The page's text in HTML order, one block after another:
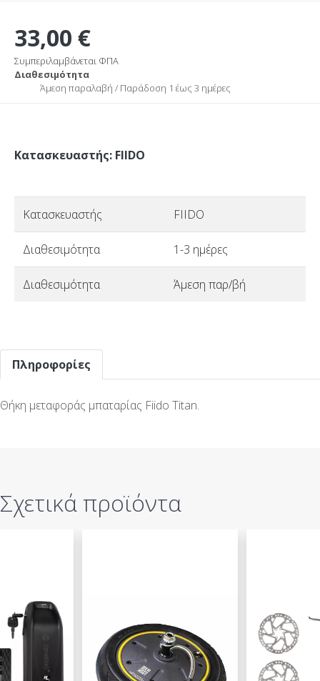
33,00 €
Συμπεριλαμβάνεται ΦΠΑ
Διαθεσιμότητα
Άμεση παραλαβή / Παράδoση 1 έως 3 ημέρες
Κατασκευαστής: FIIDO
Κατασκευαστής FIIDO
Διαθεσιμότητα 1-3 ημέρες
Διαθεσιμότητα Άμεση παρ/βή
Πληροφορίες
Θήκη μεταφοράς μπαταρίας Fiido Titan.
Σχετικά προϊόντα